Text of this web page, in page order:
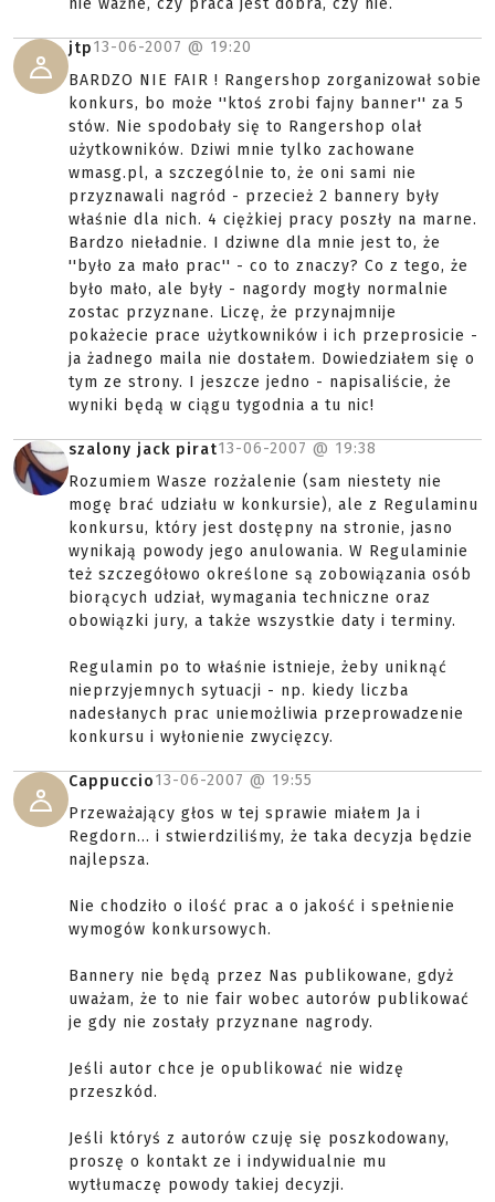
nie ważne, czy praca jest dobra, czy nie.
jtp13-06-2007 @ 19:20
BARDZO NIE FAIR ! Rangershop zorganizował sobie
konkurs, bo może ''ktoś zrobi fajny banner'' za 5
stów. Nie spodobały się to Rangershop olał
użytkowników. Dziwi mnie tylko zachowane
wmasg.pl, a szczególnie to, że oni sami nie
przyznawali nagród - przecież 2 bannery były
właśnie dla nich. 4 ciężkiej pracy poszły na marne.
Bardzo nieładnie. I dziwne dla mnie jest to, że
''było za mało prac'' - co to znaczy? Co z tego, że
było mało, ale były - nagordy mogły normalnie
zostac przyznane. Liczę, że przynajmnije
pokażecie prace użytkowników i ich przeprosicie -
ja żadnego maila nie dostałem. Dowiedziałem się o
tym ze strony. I jeszcze jedno - napisaliście, że
wyniki będą w ciągu tygodnia a tu nic!
szalony jack pirat13-06-2007 @ 19:38
Rozumiem Wasze rozżalenie (sam niestety nie
mogę brać udziału w konkursie), ale z Regulaminu
konkursu, który jest dostępny na stronie, jasno
wynikają powody jego anulowania. W Regulaminie
też szczegółowo określone są zobowiązania osób
biorących udział, wymagania techniczne oraz
obowiązki jury, a także wszystkie daty i terminy.
Regulamin po to właśnie istnieje, żeby uniknąć
nieprzyjemnych sytuacji - np. kiedy liczba
nadesłanych prac uniemożliwia przeprowadzenie
konkursu i wyłonienie zwycięzcy.
Cappuccio13-06-2007 @ 19:55
Przeważający głos w tej sprawie miałem Ja i
Regdorn... i stwierdziliśmy, że taka decyzja będzie
najlepsza.
Nie chodziło o ilość prac a o jakość i spełnienie
wymogów konkursowych.
Bannery nie będą przez Nas publikowane, gdyż
uważam, że to nie fair wobec autorów publikować
je gdy nie zostały przyznane nagrody.
Jeśli autor chce je opublikować nie widzę
przeszkód.
Jeśli któryś z autorów czuję się poszkodowany,
proszę o kontakt ze i indywidualnie mu
wytłumaczę powody takiej decyzji.